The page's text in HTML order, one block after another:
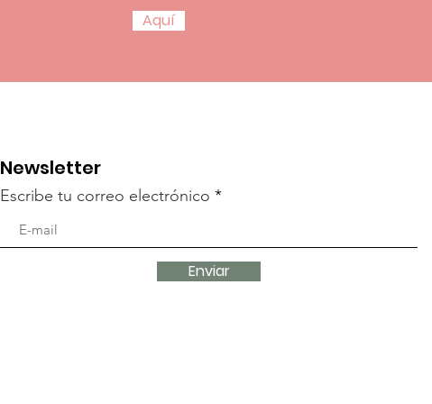
Aquí
Newsletter
Escribe tu correo electrónico
Enviar